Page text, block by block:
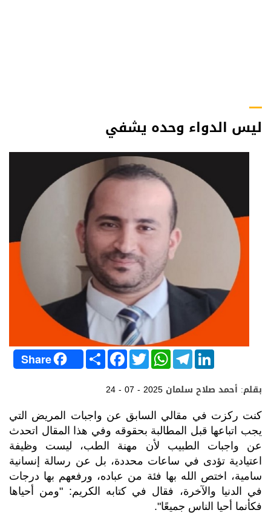
ليس الدواء وحده يشفي
Share S
h
a
F
a
c
e
b
k
T
w
i
t
t
r
W
h
a
t
s
p
p
T
e
l
g
m
L
i
n
e
I
n
24 - 07 - 2025 بقلم: أحمد صلاح سلمان
كنت ركزت في مقالي السابق عن واجبات المريض التي
يجب اتباعها قبل المطالبة بحقوقه وفي هذا المقال اتحدث
عن واجبات الطبيب لأن مهنة الطب، ليست وظيفة
اعتيادية تؤدى في ساعات محددة، بل عن رسالة إنسانية
سامية، اختص الله بها فئة من عباده، ورفعهم بها درجات
في الدنيا والآخرة، فقال في كتابه الكريم: "ومن أحياها
فكأنما أحيا الناس جميعًا".